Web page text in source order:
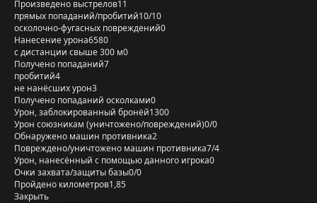
Произведено выстрелов11
прямых попаданий/пробитий10/10
осколочно-фугасных повреждений0
Нанесение урона6580
с дистанции свыше 300 м0
Получено попаданий7
пробитий4
не нанёсших урон3
Получено попаданий осколками0
Урон, заблокированный бронёй1300
Урон союзникам (уничтожено/повреждений)0/0
Обнаружено машин противника2
Повреждено/уничтожено машин противника7/4
Урон, нанесённый с помощью данного игрока0
Очки захвата/защиты базы0/0
Пройдено километров1,85
Закрыть